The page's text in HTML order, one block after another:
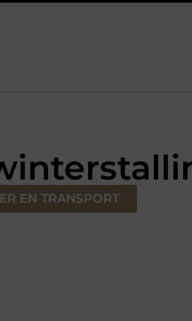
EN TRANSPORT